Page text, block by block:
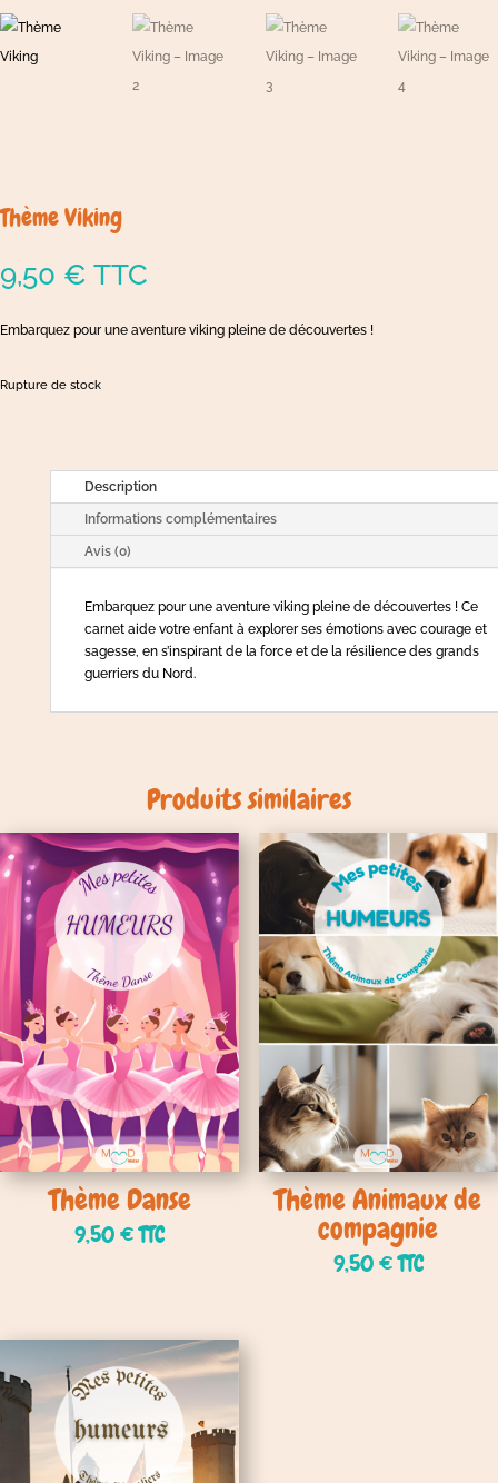
Thème Viking
9,50 € TTC
Embarquez pour une aventure viking pleine de découvertes !
Rupture de stock
Description
Informations complémentaires
Avis (0)
Embarquez pour une aventure viking pleine de découvertes ! Ce
carnet aide votre enfant à explorer ses émotions avec courage et
sagesse, en s’inspirant de la force et de la résilience des grands
guerriers du Nord.
Produits similaires
Thème Danse
9,50€TTC
Thème Animaux de
compagnie
9,50€TTC